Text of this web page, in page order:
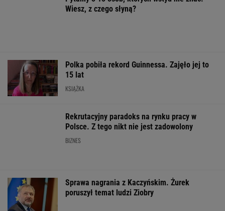
KSIĄŻKA
Rekrutacyjny paradoks na rynku pracy w
Sprawa nagrania z Kaczyńskim. Żurek
Rosja może zaatakować państwo NATO przed